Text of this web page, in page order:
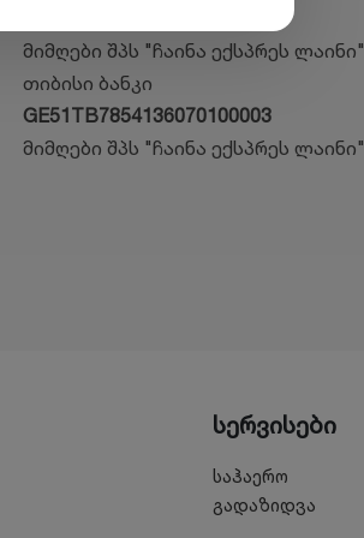
მიმღები შპს "ჩაინა ექსპრეს ლაინი"
თიბისი ბანკი
GE51TB7854136070100003
მიმღები შპს "ჩაინა ექსპრეს ლაინი"
სერვისები
საჰაერო
გადაზიდვა